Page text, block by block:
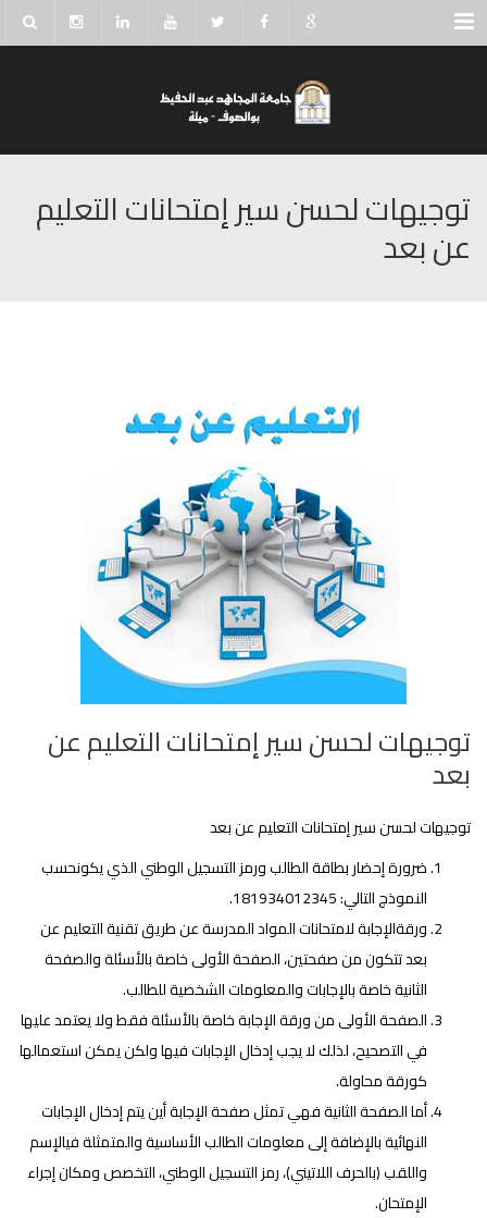
Menu
توجيهات لحسن سير إمتحانات التعليم
عن بعد
توجيهات لحسن سير إمتحانات التعليم عن
بعد
توجيهات لحسن سير إمتحانات التعليم عن بعد
ضرورة إحضار بطاقة الطالب ورمز التسجيل الوطني الذي يكونحسب
النموذج التالي: 181934012345.
ورقةالإجابة لامتحانات المواد المدرسة عن طريق تقنية التعليم عن
بعد تتكون من صفحتين، الصفحة الأولى خاصة بالأسئلة والصفحة
الثانية خاصة بالإجابات والمعلومات الشخصية للطالب.
الصفحة الأولى من ورقة الإجابة خاصة بالأسئلة فقط ولا يعتمد عليها
في التصحيح، لذلك لا يجب إدخال الإجابات فيها ولكن يمكن استعمالها
كورقة محاولة.
أما الصفحة الثانية فهي تمثل صفحة الإجابة أين يتم إدخال الإجابات
النهائية بالإضافة إلى معلومات الطالب الأساسية والمتمثلة فيالإسم
واللقب (بالحرف اللاتيني)، رمز التسجيل الوطني، التخصص ومكان إجراء
الإمتحان.